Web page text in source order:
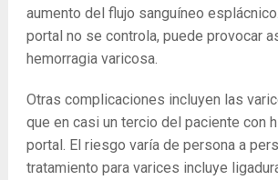
aumento del flujo sanguíneo
portal no se controla, puede provocar
hemorragia varicosa.
Otras complicaciones incluyen las
que en casi un tercio del paciente con
portal. El riesgo varía de persona a
tratamiento para varices incluye